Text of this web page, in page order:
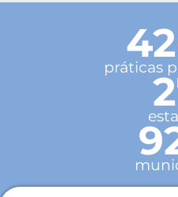
práticas